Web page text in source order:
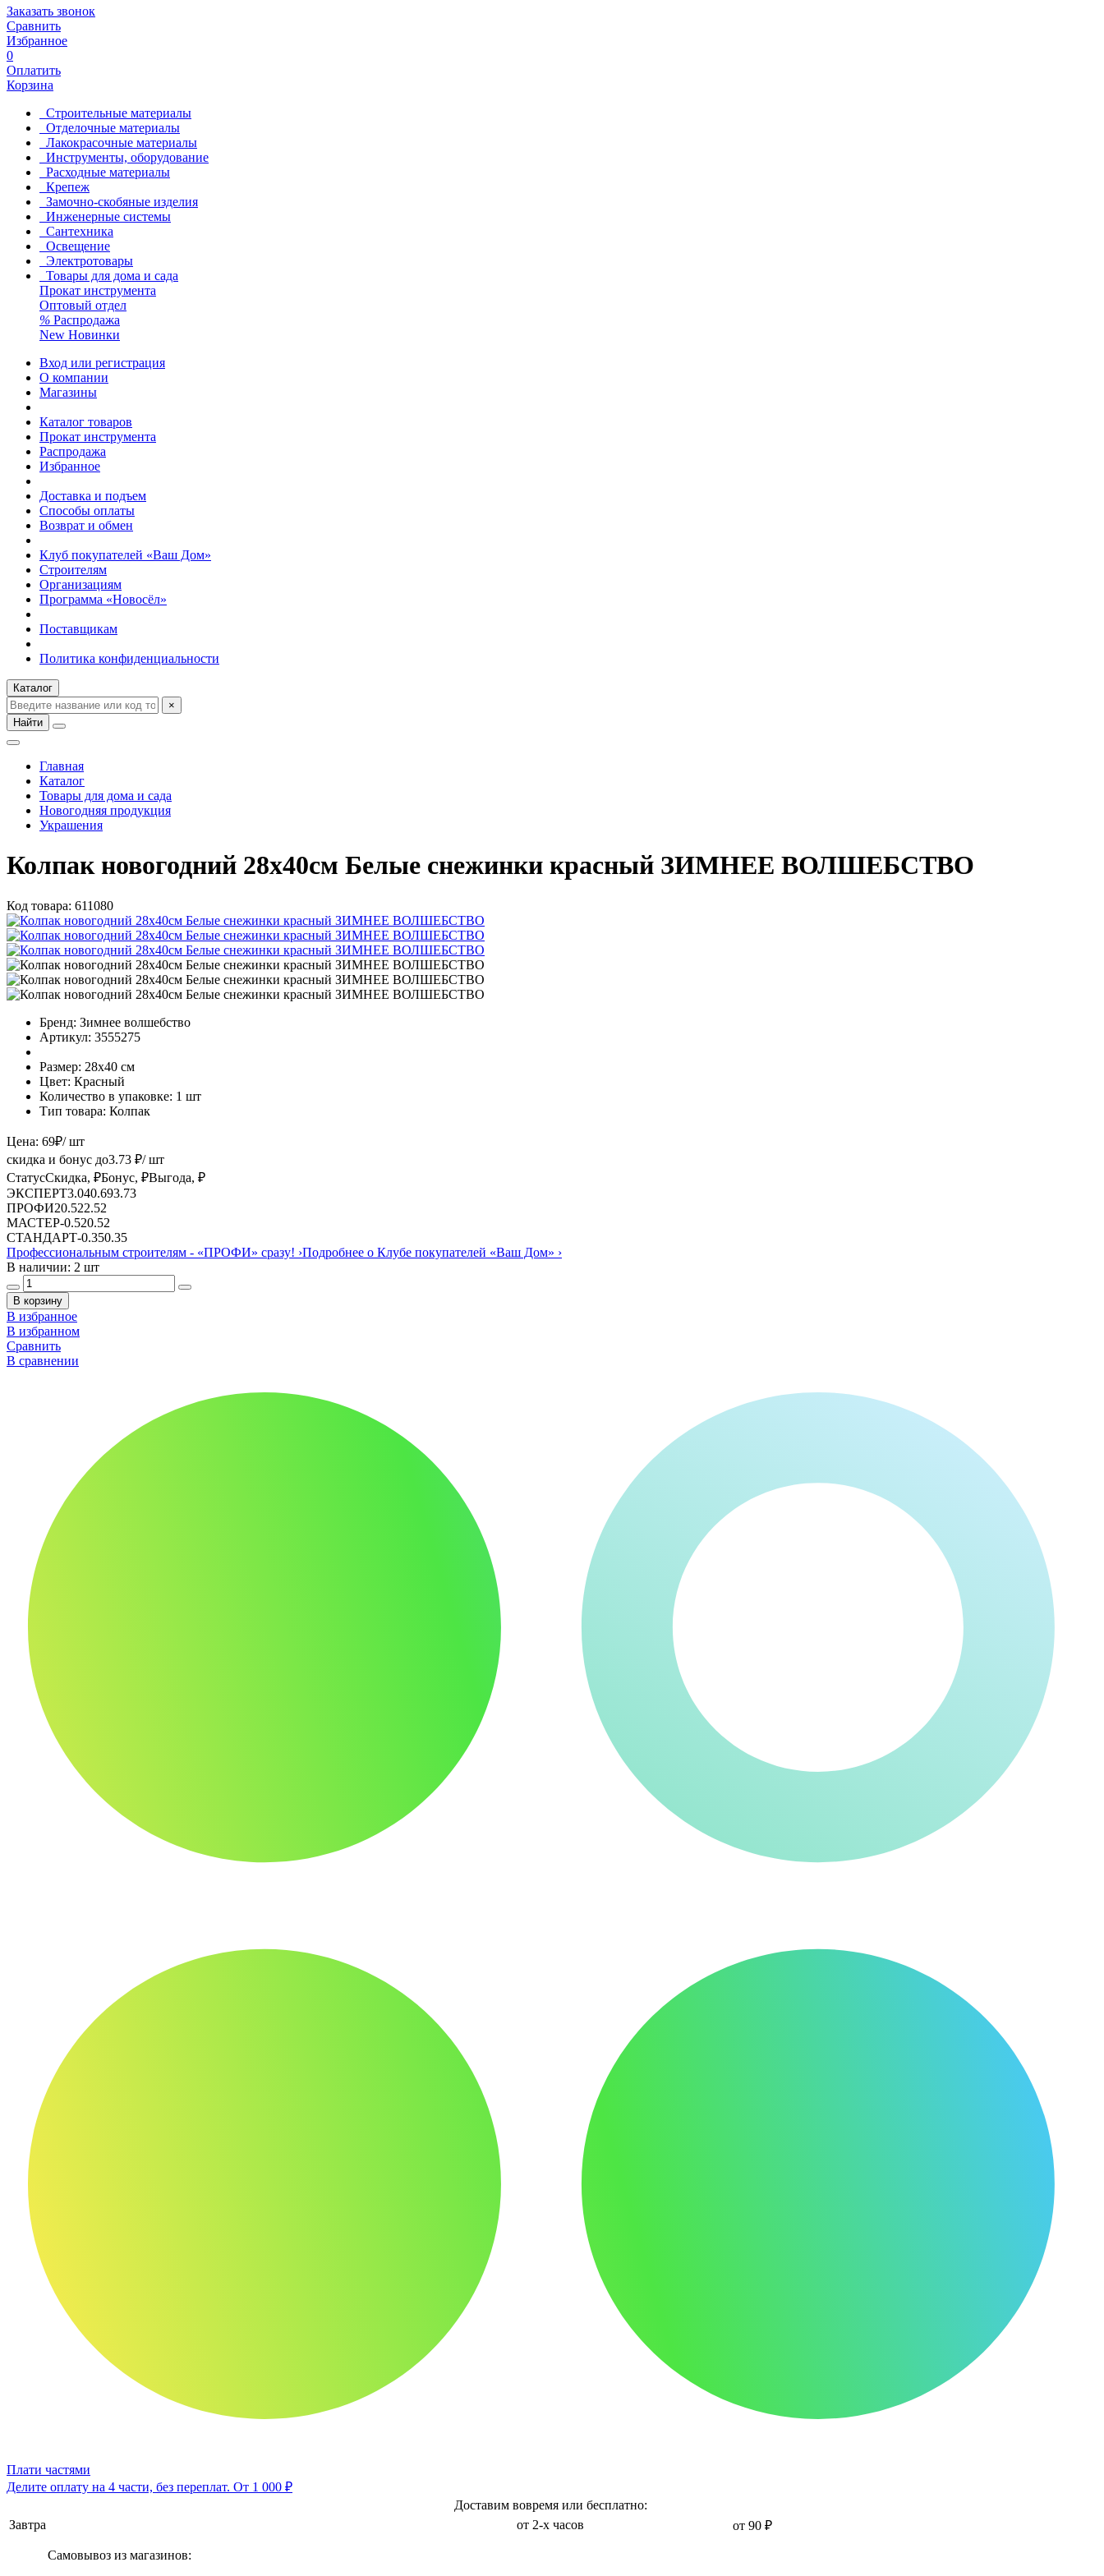
Заказать звонок
Сравнить
Избранное
0
Оплатить
Корзина
Строительные материалы
Отделочные материалы
Лакокрасочные материалы
Инструменты, оборудование
Расходные материалы
Крепеж
Замочно-скобяные изделия
Инженерные системы
Сантехника
Освещение
Электротовары
Товары для дома и сада
Прокат инструмента
Оптовый отдел
% Распродажа
New Новинки
Вход или регистрация
О компании
Магазины
Каталог товаров
Прокат инструмента
Распродажа
Избранное
Доставка и подъем
Способы оплаты
Возврат и обмен
Клуб покупателей «Ваш Дом»
Строителям
Организациям
Программа «Новосёл»
Поставщикам
Политика конфиденциальности
Каталог
×
Найти
Главная
Каталог
Товары для дома и сада
Новогодняя продукция
Украшения
Колпак новогодний 28х40см Белые снежинки красный ЗИМНЕЕ ВОЛШЕБСТВО
Код товара: 611080
Бренд: Зимнее волшебство
Артикул: 3555275
Размер: 28х40 см
Цвет: Красный
Количество в упаковке: 1 шт
Тип товара: Колпак
Цена: 69₽/ шт
скидка и бонус до3.73 ₽/ шт
СтатусСкидка, ₽Бонус, ₽Выгода, ₽
ЭКСПЕРТ3.040.693.73
ПРОФИ20.522.52
МАСТЕР-0.520.52
СТАНДАРТ-0.350.35
Профессиональным строителям - «ПРОФИ» сразу! ›Подробнее о Клубе покупателей «Ваш Дом» ›
В наличии: 2 шт
В корзину
В избранное
В избранном
Сравнить
В сравнении
Плати частями
Делите оплату на 4 части, без переплат. От 1 000 ₽
Доставим вовремя или бесплатно:
Завтра
от 2-х часов от 90 ₽
Самовывоз из магазинов: